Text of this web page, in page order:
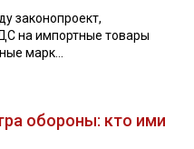
законопроект,
на импортные товары
марк...
обороны: кто ими